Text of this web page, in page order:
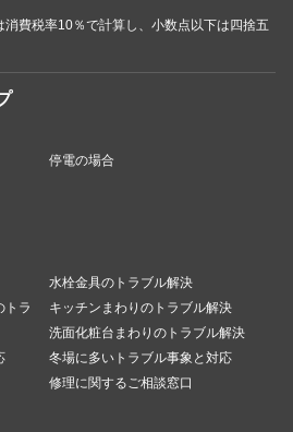
費税率10％で計算し、小数点以下は四捨五
停電の場合
水栓金具のトラブル解決
トラ
キッチンまわりのトラブル解決
洗面化粧台まわりのトラブル解決
冬場に多いトラブル事象と対応
修理に関するご相談窓口